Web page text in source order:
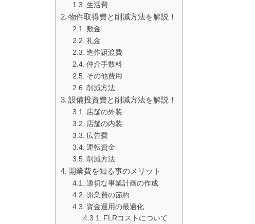
生活費
物件取得費と削減方法を解説！
敷金
礼金
造作譲渡費
仲介手数料
その他費用
削減方法
設備投資費と削減方法を解説！
店舗の外装
店舗の内装
広告費
運転資金
削減方法
開業費を知る事のメリット
適切な事業計画の作成
開業費の節約
資金運用の最適化
FLRコストについて